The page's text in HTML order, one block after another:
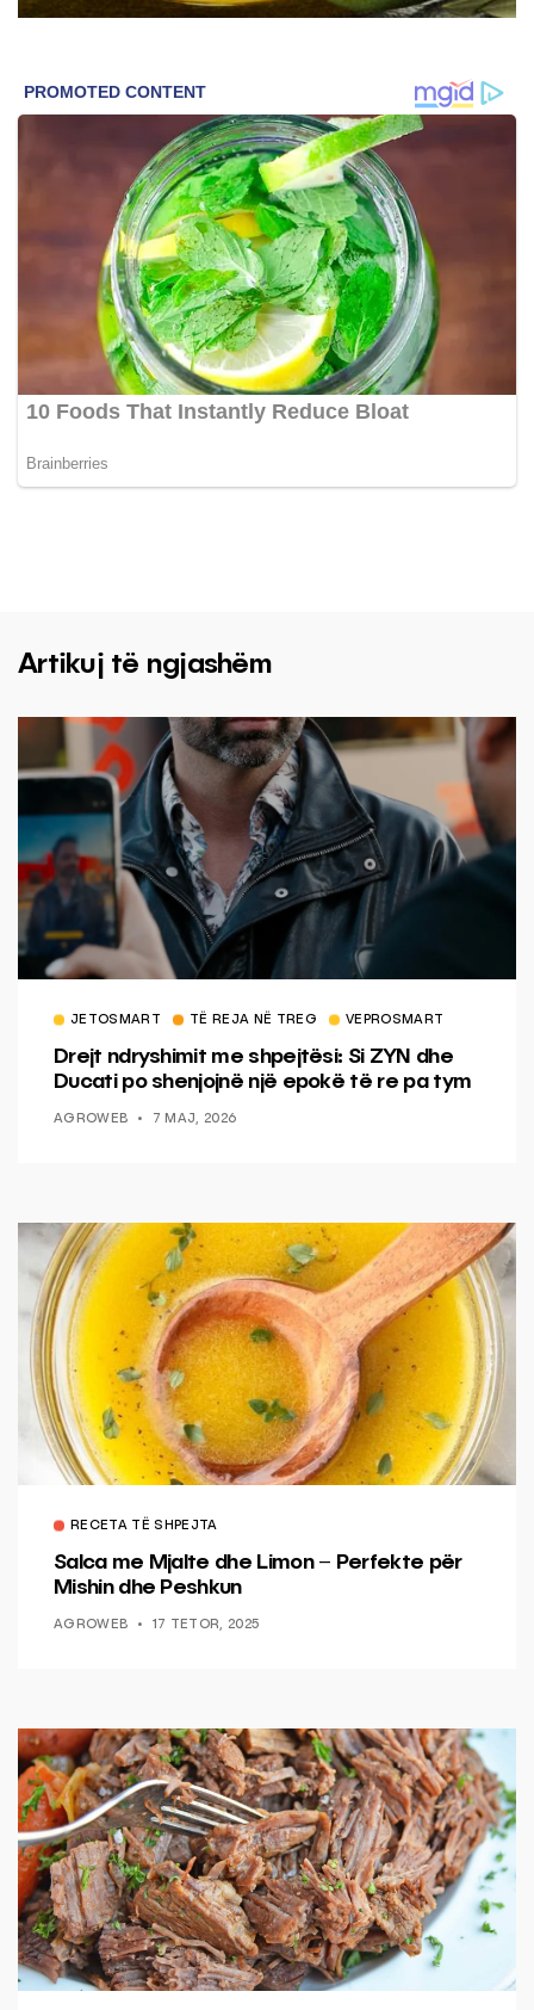
Artikuj të ngjashëm
JETOSMART TË REJA NË TREG VEPROSMART
Drejt ndryshimit me shpejtësi: Si ZYN dhe
Ducati po shenjojnë një epokë të re pa tym
AGROWEB 7 MAJ, 2026
RECETA TË SHPEJTA
Salca me Mjalte dhe Limon – Perfekte për
Mishin dhe Peshkun
AGROWEB 17 TETOR, 2025